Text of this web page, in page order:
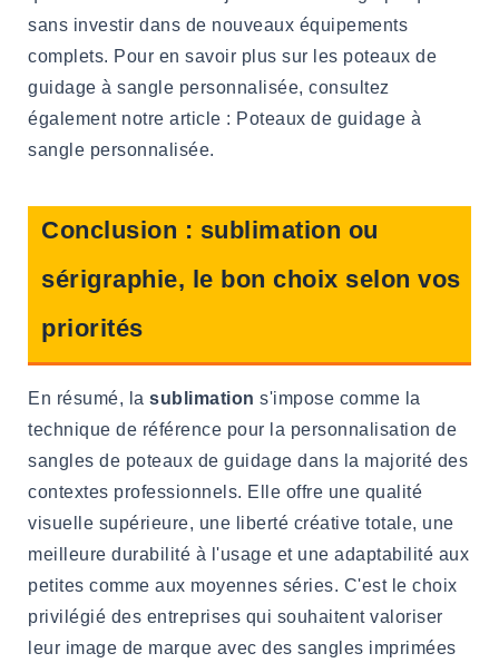
sans investir dans de nouveaux équipements
complets. Pour en savoir plus sur les poteaux de
guidage à sangle personnalisée, consultez
également notre article : Poteaux de guidage à
sangle personnalisée.
Conclusion : sublimation ou
sérigraphie, le bon choix selon vos
priorités
En résumé, la sublimation s'impose comme la
technique de référence pour la personnalisation de
sangles de poteaux de guidage dans la majorité des
contextes professionnels. Elle offre une qualité
visuelle supérieure, une liberté créative totale, une
meilleure durabilité à l'usage et une adaptabilité aux
petites comme aux moyennes séries. C'est le choix
privilégié des entreprises qui souhaitent valoriser
leur image de marque avec des sangles imprimées